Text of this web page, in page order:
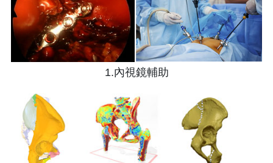
1.內視鏡輔助